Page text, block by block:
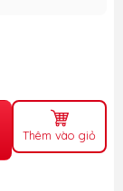
Thêm vào giỏ